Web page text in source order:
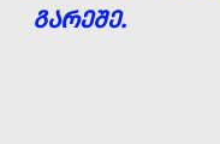
ᲒᲐᲠᲔᲨᲔ.